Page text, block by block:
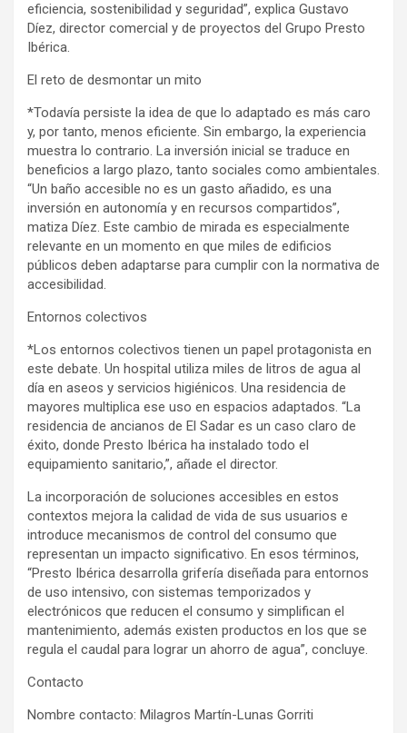
eficiencia, sostenibilidad y seguridad”, explica Gustavo
Díez, director comercial y de proyectos del Grupo Presto
Ibérica.
El reto de desmontar un mito
*Todavía persiste la idea de que lo adaptado es más caro
y, por tanto, menos eficiente. Sin embargo, la experiencia
muestra lo contrario. La inversión inicial se traduce en
beneficios a largo plazo, tanto sociales como ambientales.
“Un baño accesible no es un gasto añadido, es una
inversión en autonomía y en recursos compartidos”,
matiza Díez. Este cambio de mirada es especialmente
relevante en un momento en que miles de edificios
públicos deben adaptarse para cumplir con la normativa de
accesibilidad.
Entornos colectivos
*Los entornos colectivos tienen un papel protagonista en
este debate. Un hospital utiliza miles de litros de agua al
día en aseos y servicios higiénicos. Una residencia de
mayores multiplica ese uso en espacios adaptados. “La
residencia de ancianos de El Sadar es un caso claro de
éxito, donde Presto Ibérica ha instalado todo el
equipamiento sanitario,”, añade el director.
La incorporación de soluciones accesibles en estos
contextos mejora la calidad de vida de sus usuarios e
introduce mecanismos de control del consumo que
representan un impacto significativo. En esos términos,
“Presto Ibérica desarrolla grifería diseñada para entornos
de uso intensivo, con sistemas temporizados y
electrónicos que reducen el consumo y simplifican el
mantenimiento, además existen productos en los que se
regula el caudal para lograr un ahorro de agua”, concluye.
Contacto
Nombre contacto: Milagros Martín-Lunas Gorriti